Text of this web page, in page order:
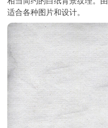
适合各种图片和设计。